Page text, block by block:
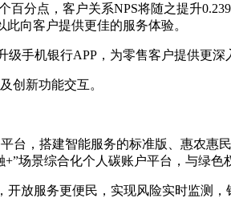
分点，客户关系NPS将随之提升
向客户提供更佳的服务体验。
级手机银行APP，为零售客户提供更深
创新功能交互。
台，搭建智能服务的标准版、惠农惠
场景综合化个人碳账户平台，与绿色
放服务更便民，实现风险实时监测